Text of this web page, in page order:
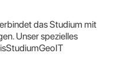
das Studium mit
Unser spezielles